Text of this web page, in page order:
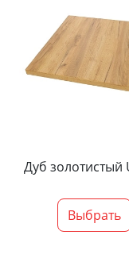
Дуб золотистый
Выбрать